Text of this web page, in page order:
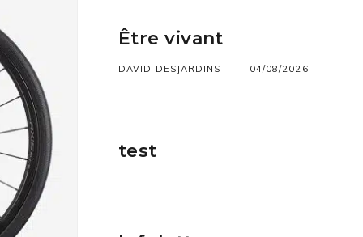
Être vivant
DAVID DESJARDINS 04/08/2026
test